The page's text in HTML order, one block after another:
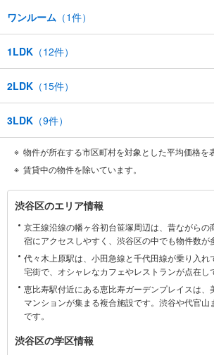
ワンルーム （1件）
1LDK （12件）
2LDK （15件）
3LDK （9件）
物件が所在する市区町村を対象とした平均価格を
賃貸中の物件を除いています。
渋
谷
区
に
関
す
る
渋谷区のエリア情報
京王線沿線の幡ヶ谷初台笹塚周辺は、昔ながらの
宿にアクセスしやすく、渋谷区の中でも物件数が
代々木上原駅は、小田急線と千代田線が乗り入れ
宅街で、オシャレなカフェやレストランが点在し
恵比寿駅付近にある恵比寿ガーデンプレイスは、
マンションが集まる複合施設です。渋谷や代官山
です。
渋谷区の学区情報